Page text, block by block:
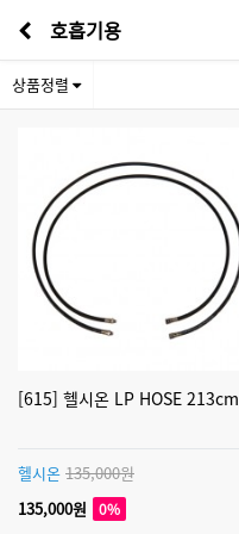
호흡기용
상품정렬
[615] 헬시온 LP HOSE 213cm
헬시온 135,000원
135,000원
0%